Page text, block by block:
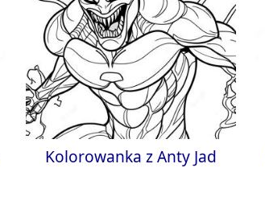
Kolorowanka z Anty Jad